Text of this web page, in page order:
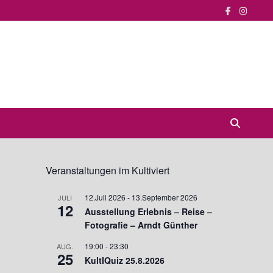
Veranstaltungen im Kultiviert
JULI
12
12.Juli 2026 - 13.September 2026
Ausstellung Erlebnis – Reise –
Fotografie – Arndt Günther
AUG.
25
19:00 -23:30
KultIQuiz 25.8.2026